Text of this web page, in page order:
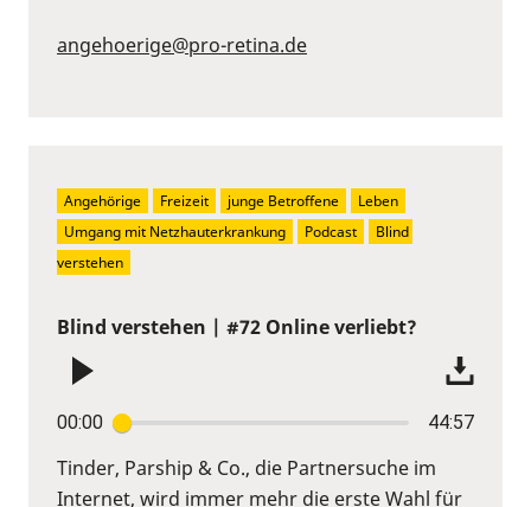
angehoerige@pro-retina.de
Blind verstehen | #72 Online verliebt?
00:00 44:57
Tinder, Parship & Co., die Partnersuche im
Internet, wird immer mehr die erste Wahl für
Angehörige Freizeit junge Betroffene
Leben
Umgang mit Netzhauterkrankung
Podcast
Blind
verstehen